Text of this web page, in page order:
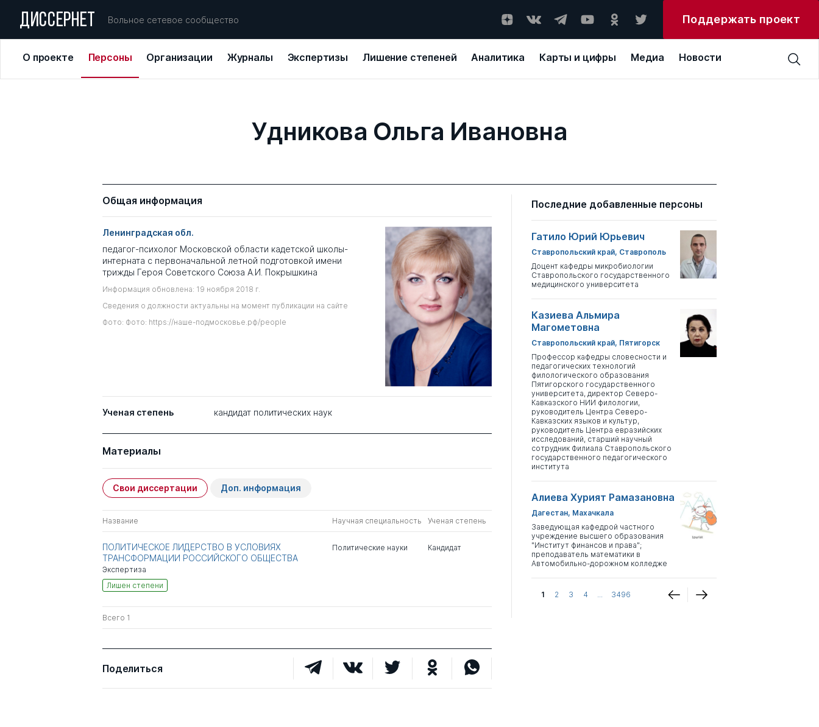
ДИССЕРНЕТ Вольное сетевое сообщество Поддержать проект
О проекте Персоны Организации Журналы Экспертизы Лишение степеней Аналитика Карты и цифры Медиа Новости
Удникова Ольга Ивановна
Общая информация
Ленинградская обл.
педагог-психолог Московской области кадетской школы-
интерната с первоначальной летной подготовкой имени
трижды Героя Советского Союза А.И. Покрышкина
Информация обновлена: 19 ноября 2018 г.
Сведения о должности актуальны на момент публикации на сайте
Фото: Фото: https://наше-подмосковье.рф/people
Ученая степень кандидат политических наук
Материалы
Свои диссертации Доп. информация
Название Научная специальность Ученая степень
ПОЛИТИЧЕСКОЕ ЛИДЕРСТВО В УСЛОВИЯХ
ТРАНСФОРМАЦИИ РОССИЙСКОГО ОБЩЕСТВА
Экспертиза
Лишен степени
Политические науки Кандидат
Всего 1
Поделиться
Последние добавленные персоны
Гатило Юрий Юрьевич
Ставропольский край, Ставрополь
Доцент кафедры микробиологии
Ставропольского государственного
медицинского университета
Казиева Альмира
Магометовна
Ставропольский край, Пятигорск
Профессор кафедры словесности и
педагогических технологий
филологического образования
Пятигорского государственного
университета, директор Северо-
Кавказского НИИ филологии,
руководитель Центра Северо-
Кавказских языков и культур,
руководитель Центра евразийских
исследований, старший научный
сотрудник Филиала Ставропольского
государственного педагогического
института
Алиева Хурият Рамазановна
Дагестан, Махачкала
Заведующая кафедрой частного
учреждение высшего образования
"Институт финансов и права";
преподаватель математики в
Автомобильно-дорожном колледже
1 2 3 4 ... 3496